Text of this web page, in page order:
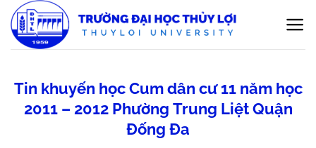
qua
nội
Tin khuyến học Cum dân cư 11 năm học
2011 – 2012 Phường Trung Liệt Quận
Đống Đa